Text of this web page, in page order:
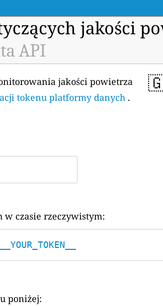
jakości
API
jakości powietrza
tokenu platformy danych .
w czasie rzeczywistym:
poniżej: